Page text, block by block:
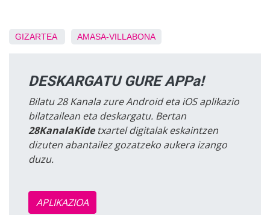
GIZARTEA AMASA-VILLABONA
DESKARGATU GURE APPa!
Bilatu 28 Kanala zure Android eta iOS aplikazio
bilatzailean eta deskargatu. Bertan
28KanalaKidetxartel digitalak eskaintzen
dizuten abantailez gozatzeko aukera izango
duzu.
APLIKAZIOA